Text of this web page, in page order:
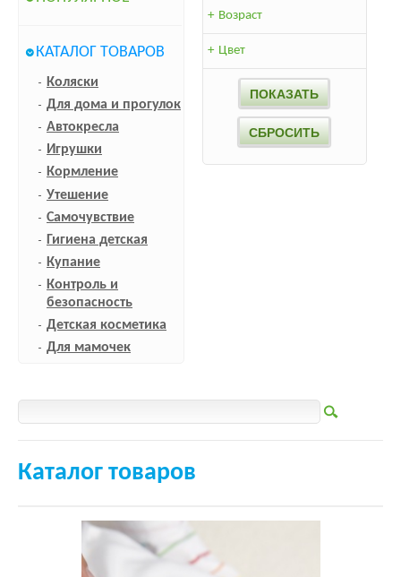
КАТАЛОГ ТОВАРОВ
Коляски
Для дома и прогулок
Автокресла
Игрушки
Кормление
Утешение
Самочувствие
Гигиена детская
Купание
Контроль и
безопасность
Детская косметика
Для мамочек
+ Возраст
+ Цвет
Каталог товаров